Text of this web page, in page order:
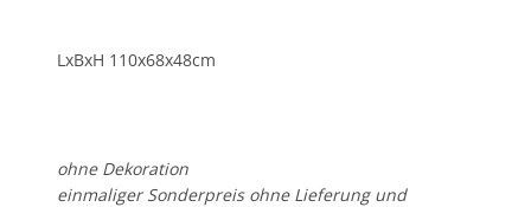
LxBxH 110x68x48cm
ohne Dekoration
einmaliger Sonderpreis ohne Lieferung und